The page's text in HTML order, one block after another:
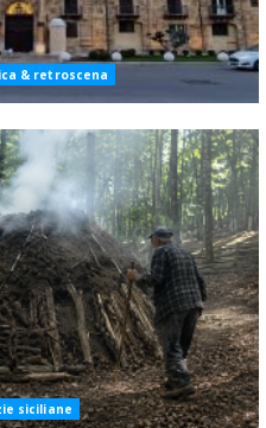
& retroscena
siciliane